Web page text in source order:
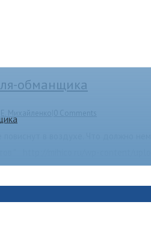
обманщика
в воздухе. Что должно
http://mihico.ru/wp-content/